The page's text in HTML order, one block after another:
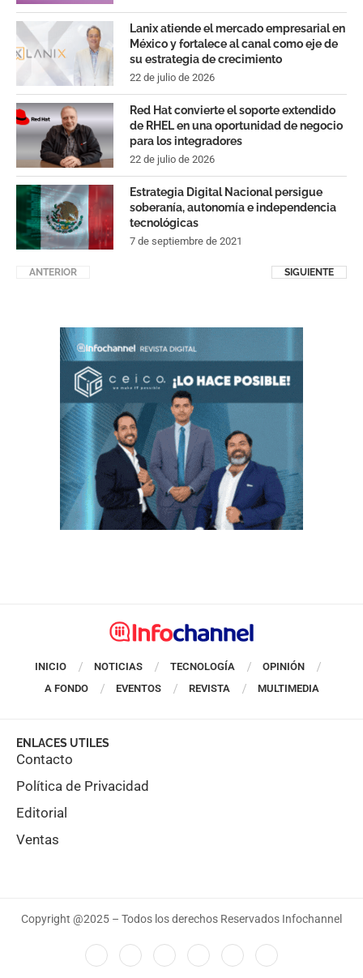
Lanix atiende el mercado empresarial en
México y fortalece al canal como eje de
su estrategia de crecimiento
22 de julio de 2026
Red Hat convierte el soporte extendido
de RHEL en una oportunidad de negocio
para los integradores
22 de julio de 2026
Estrategia Digital Nacional persigue
soberanía, autonomía e independencia
tecnológicas
7 de septiembre de 2021
ANTERIOR SIGUIENTE
INICIO NOTICIAS TECNOLOGÍA
OPINIÓN
A FONDO
EVENTOS REVISTA MULTIMEDIA
ENLACES UTILES
Contacto
Política de Privacidad
Editorial
Ventas
Copyright @2025 – Todos los derechos Reservados Infochannel